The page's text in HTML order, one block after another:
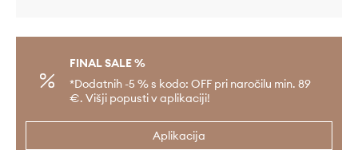
FINAL SALE %
*Dodatnih -5 % s kodo: OFF pri naročilu min. 89
€. Višji popusti v aplikaciji!
Aplikacija